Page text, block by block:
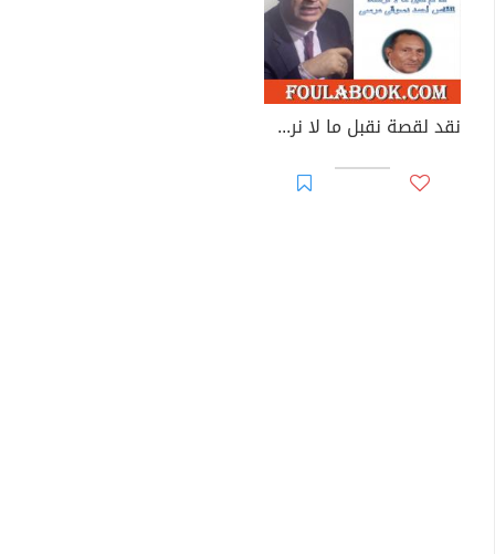
نقد لقصة نقبل ما لا نرضاه - السيد حسن